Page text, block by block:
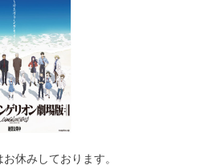
休みしております。